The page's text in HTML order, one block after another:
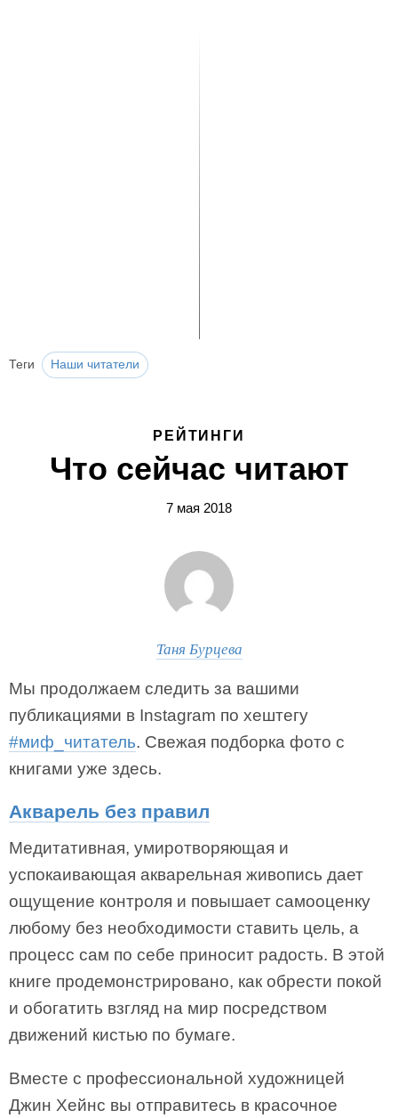
Теги Наши читатели
РЕЙТИНГИ
Что сейчас читают
7 мая 2018
Таня Бурцева
Мы продолжаем следить за вашими
публикациями в Instagram по хештегу
#миф_читатель. Свежая подборка фото с
книгами уже здесь.
Акварель без правил
Медитативная, умиротворяющая и
успокаивающая акварельная живопись дает
ощущение контроля и повышает самооценку
любому без необходимости ставить цель, а
процесс сам по себе приносит радость. В этой
книге продемонстрировано, как обрести покой
и обогатить взгляд на мир посредством
движений кистью по бумаге.
Вместе с профессиональной художницей
Джин Хейнс вы отправитесь в красочное